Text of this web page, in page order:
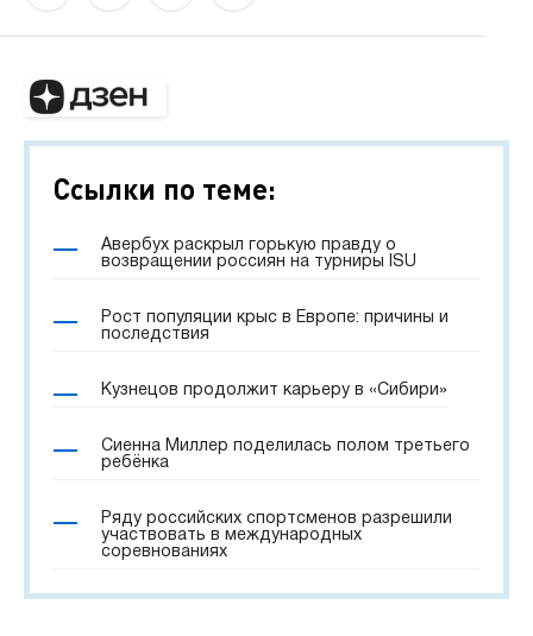
Ссылки по теме:
Авербух раскрыл горькую правду о
возвращении россиян на турниры ISU
Рост популяции крыс в Европе: причины и
последствия
Кузнецов продолжит карьеру в «Сибири»
Сиенна Миллер поделилась полом третьего
ребёнка
Ряду российских спортсменов разрешили
участвовать в международных
соревнованиях